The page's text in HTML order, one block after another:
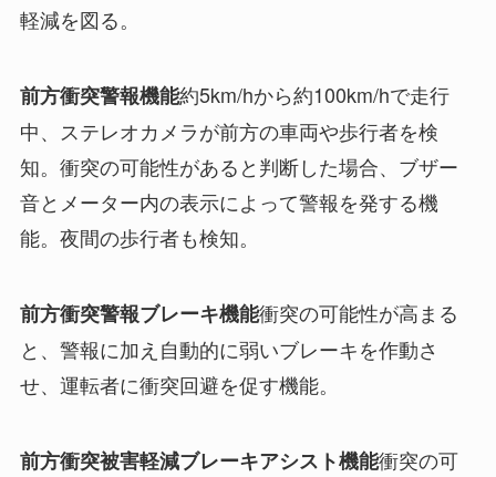
軽減を図る。
前方衝突警報機能約5km/hから約100km/hで走行
中、ステレオカメラが前方の車両や歩行者を検
知。衝突の可能性があると判断した場合、ブザー
音とメーター内の表示によって警報を発する機
能。夜間の歩行者も検知。
前方衝突警報ブレーキ機能衝突の可能性が高まる
と、警報に加え自動的に弱いブレーキを作動さ
せ、運転者に衝突回避を促す機能。
前方衝突被害軽減ブレーキアシスト機能衝突の可